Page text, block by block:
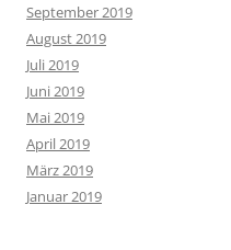
September 2019
August 2019
Juli 2019
Juni 2019
Mai 2019
April 2019
März 2019
Januar 2019